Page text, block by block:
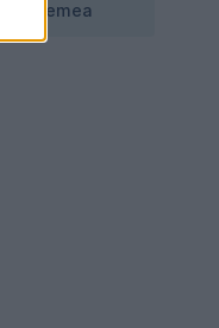
Vremea